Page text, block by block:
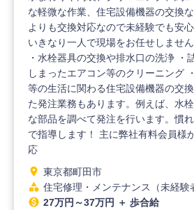
な軽微な作業、住宅設備機器の交換
よりも交換対応なので未経験でも安
いきなり一人で現場をお任せしませ
・水栓器具の交換や排水口の洗浄 ・
しまったエアコン等のクリーニング
等の生活に関わる住宅設備機器の交
た発注業務もあります。例えば、水
な部品を調べて発注を行います。慣
で指導します！ 主に弊社有料会員様
応
location_on 東京都町田市
category 住宅修理・メンテナンス（未経験
monetization_on 27万円～37万円 ＋ 歩合給